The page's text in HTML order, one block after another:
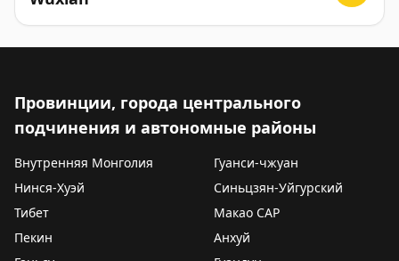
Провинции, города центрального
подчинения и автономные районы
Внутренняя Монголия
Гуанси-чжуан
Нинся-Хуэй
Синьцзян-Уйгурский
Тибет
Макао САР
Пекин
Анхуй